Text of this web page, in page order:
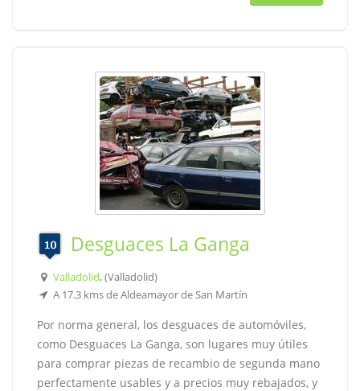
Desguaces La Ganga
Valladolid, (Valladolid)
A 17.3 kms de Aldeamayor de San Martín
Por norma general, los desguaces de automóviles,
como Desguaces La Ganga, son lugares muy útiles
para comprar piezas de recambio de segunda mano
perfectamente usables y a precios muy rebajados, y